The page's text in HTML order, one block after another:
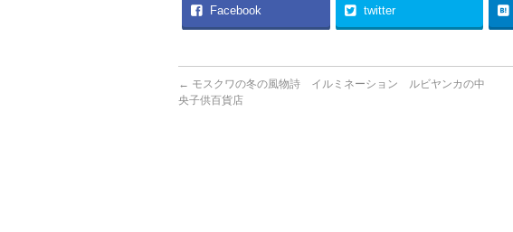
Facebook twitter
← モスクワの冬の風物詩 イルミネーション ルビヤンカの中
央子供百貨店